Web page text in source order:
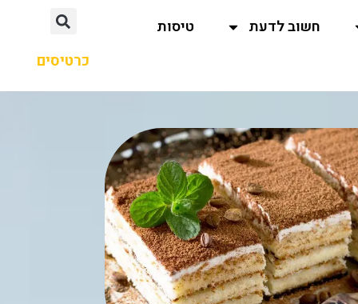
חשוב לדעת
טיסות
כרטיסים